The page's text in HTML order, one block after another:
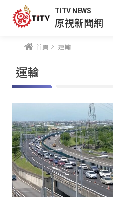
TITV NEWS
原視新聞網
首頁 運輸
運輸